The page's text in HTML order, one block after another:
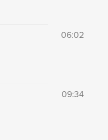
06:02
09:34